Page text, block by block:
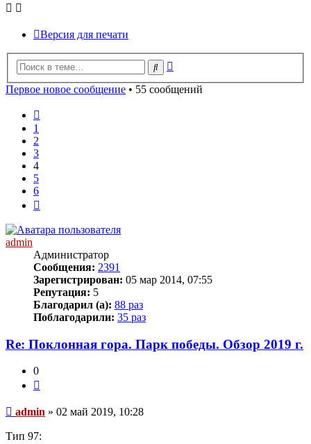
Версия для печати
Поиск
Первое новое сообщение • 55 сообщений
1
2
3
4
5
6
admin
Администратор
Сообщения: 2391
Зарегистрирован: 05 мар 2014, 07:55
Репутация: 5
Благодарил (а): 88 раз
Поблагодарили: 35 раз
Re: Поклонная гора. Парк победы. Обзор 2019 г.
0
Непрочитанное
admin » 02 май 2019, 10:28
Тип 97: